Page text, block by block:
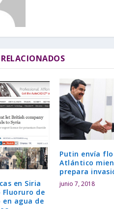
en Siria
Fluoruro de
en agua de
Putin envía
Atlántico
prepara
junio 7, 2018